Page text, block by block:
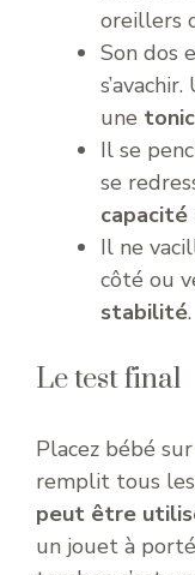
oreillers
Son dos
une
Il se
se
capacité
Il ne
côté ou
stabilité.
Le test final
Placez bébé
remplit tous
peut être
un jouet à